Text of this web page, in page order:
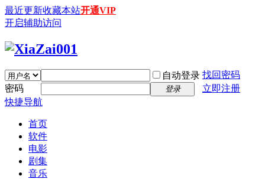
最近更新收藏本站开通VIP
开启辅助访问
自动登录 找回密码
密码
登录
立即注册
快捷导航
首页
软件
电影
剧集
音乐